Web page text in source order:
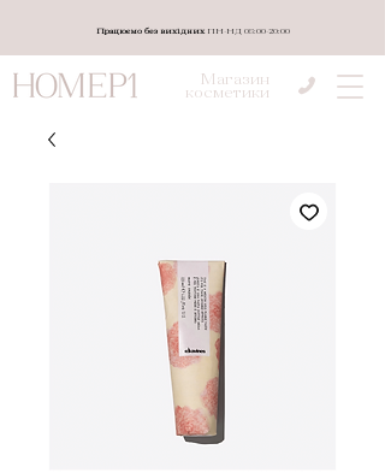
Працюємо без вихіднихПН-НД 08:00-20:00
Магазин
косметики